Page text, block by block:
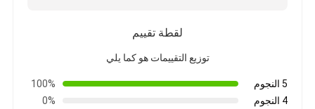
لقطة تقييم
توزيع التقييمات هو كما يلي
5 النجوم
100%
4 النجوم
0%